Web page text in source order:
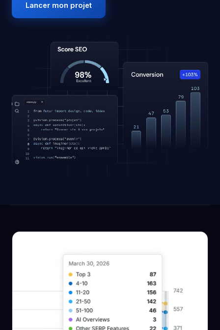
Lancer mon projet